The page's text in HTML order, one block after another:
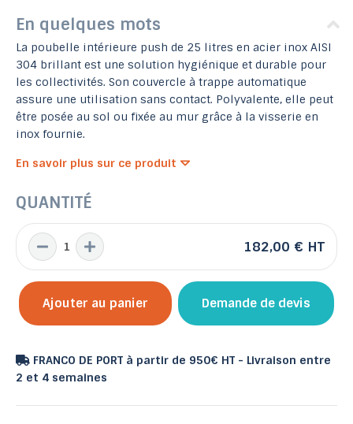
En quelques mots
La poubelle intérieure push de 25 litres en acier inox AISI
304 brillant est une solution hygiénique et durable pour
les collectivités. Son couvercle à trappe automatique
assure une utilisation sans contact. Polyvalente, elle peut
être posée au sol ou fixée au mur grâce à la visserie en
inox fournie.
En savoir plus sur ce produit
QUANTITÉ
182,00 € HT
Ajouter au panier Demande de devis
FRANCO DE PORT à partir de 950€ HT - Livraison entre
2 et 4 semaines